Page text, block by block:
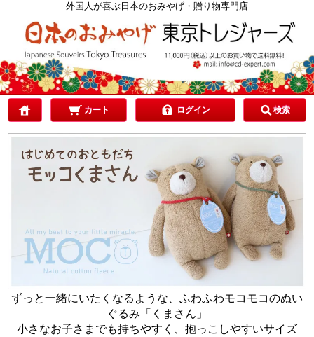
外国人が喜ぶ日本のおみやげ・贈り物専門店
カート ログイン 検索
ずっと一緒にいたくなるような、ふわふわモコモコのぬい
ぐるみ「くまさん」
小さなお子さまでも持ちやすく、抱っこしやすいサイズ
ご予算で選ぶ
贈り先で選ぶ
目的で選ぶ